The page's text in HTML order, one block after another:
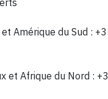
et Amérique du Sud :
et Afrique du Nord :